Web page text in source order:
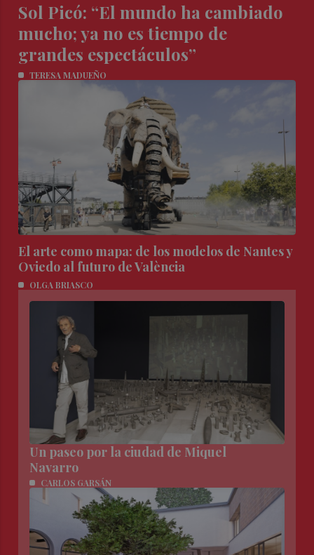
Sol Picó: “El mundo ha cambiado
mucho; ya no es tiempo de
grandes espectáculos”
TERESA MADUEÑO
El arte como mapa: de los modelos de Nantes y
Oviedo al futuro de València
OLGA BRIASCO
Un paseo por la ciudad de Miquel
Navarro
CARLOS GARSÁN